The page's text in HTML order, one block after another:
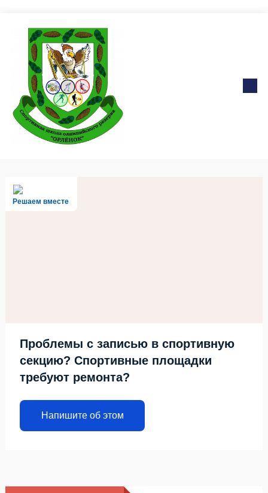
Решаем вместе
Проблемы с записью в спортивную
секцию? Спортивные площадки
требуют ремонта?
Напишите об этом